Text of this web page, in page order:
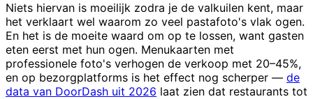
Niets hiervan is moeilijk zodra je de valkuilen kent, maar
het verklaart wel waarom zo veel pastafoto's vlak ogen.
En het is de moeite waard om op te lossen, want gasten
eten eerst met hun ogen. Menukaarten met
professionele foto's verhogen de verkoop met 20–45%,
en op bezorgplatforms is het effect nog scherper — de
data van DoorDash uit 2026 laat zien dat restaurants tot